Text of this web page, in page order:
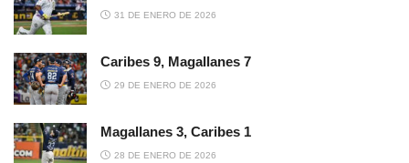
31 DE ENERO DE 2026
Caribes 9, Magallanes 7
29 DE ENERO DE 2026
Magallanes 3, Caribes 1
28 DE ENERO DE 2026